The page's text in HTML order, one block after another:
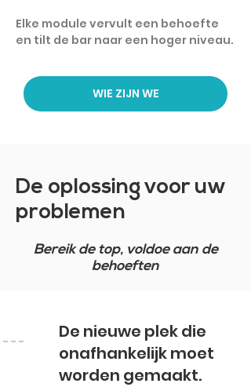
Elke module vervult een behoefte
en tilt de bar naar een hoger niveau.
WIE ZIJN WE
De oplossing voor uw
problemen
Bereik de top, voldoe aan de
behoeften
De nieuwe plek die
onafhankelijk moet
worden gemaakt.